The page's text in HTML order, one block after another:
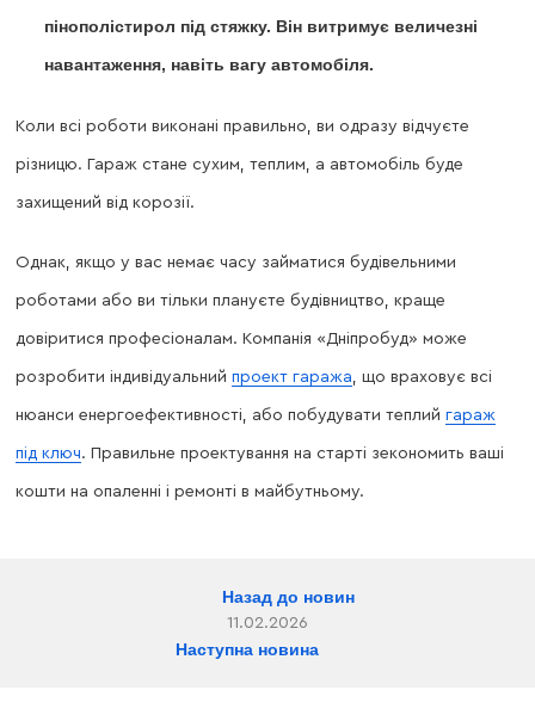
пінополістирол під стяжку. Він витримує величезні
навантаження, навіть вагу автомобіля.
Коли всі роботи виконані правильно, ви одразу відчуєте
різницю. Гараж стане сухим, теплим, а автомобіль буде
захищений від корозії.
Однак, якщо у вас немає часу займатися будівельними
роботами або ви тільки плануєте будівництво, краще
довіритися професіоналам. Компанія «Дніпробуд» може
розробити індивідуальний проект гаража, що враховує всі
нюанси енергоефективності, або побудувати теплий гараж
під ключ. Правильне проектування на старті зекономить ваші
кошти на опаленні і ремонті в майбутньому.
Назад до новин
11.02.2026
Наступна новина